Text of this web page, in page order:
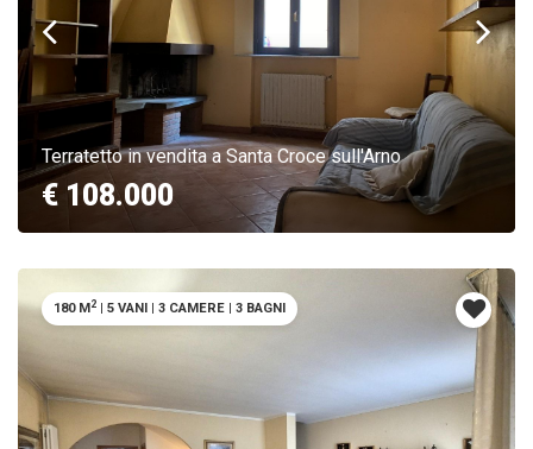
Terratetto in vendita a Santa Croce sull'Arno
€ 108.000
180 M2 | 5 VANI | 3 CAMERE | 3 BAGNI